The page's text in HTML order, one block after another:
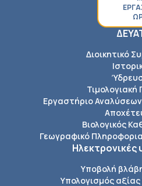
Διοικητικό
Τιμολογιακή
Εργαστήριο
Βιολογικός
Γεωγραφικό
Ηλεκτρονικές
Υποβολή
Υπολογισμός